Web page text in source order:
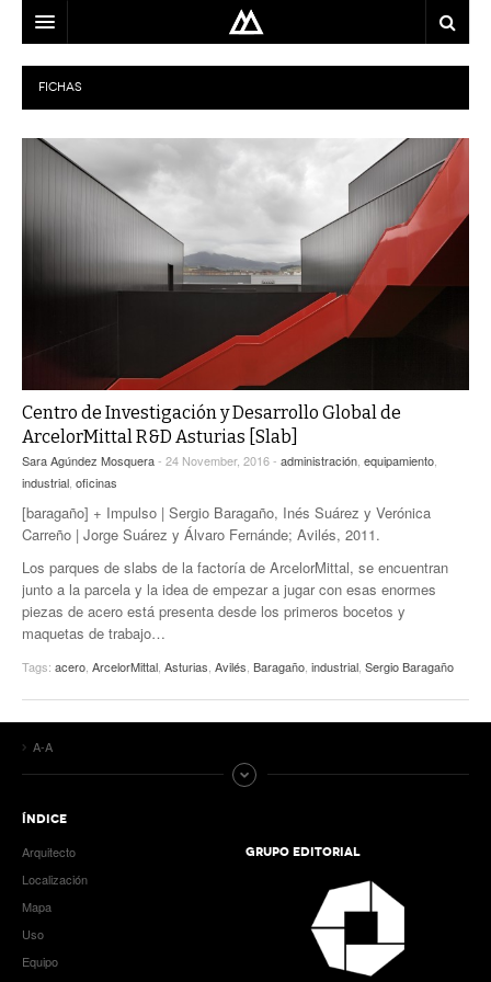
ARQUITECTO
LOCALIZACIÓN
MAPA
BLOG
FICHAS
Centro de Investigación y Desarrollo Global de
ArcelorMittal R&D Asturias [Slab]
Sara Agúndez Mosquera- 24 November, 2016 - administración equipamiento
industrial oficinas
[baragaño] + Impulso | Sergio Baragaño, Inés Suárez y Verónica
Carreño | Jorge Suárez y Álvaro Fernánde; Avilés, 2011.
Los parques de slabs de la factoría de ArcelorMittal, se encuentran
junto a la parcela y la idea de empezar a jugar con esas enormes
piezas de acero está presenta desde los primeros bocetos y
maquetas de trabajo…
Tags: acero ArcelorMittal Asturias Avilés Baragaño industrial Sergio Baragaño
A-A
ÍNDICE
Arquitecto
Localización
Mapa
Uso
Equipo
GRUPO EDITORIAL